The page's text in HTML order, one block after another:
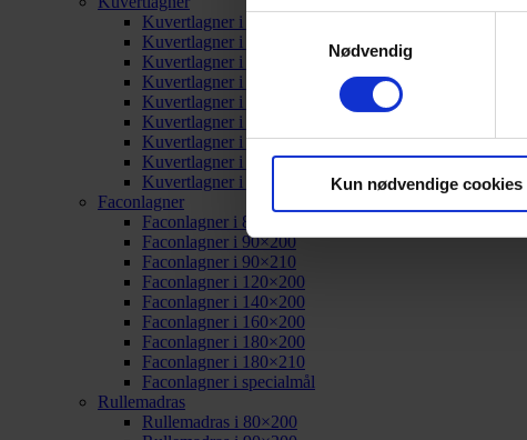
Nødvendig
Kun nødvendige cookies
Kuvertlagner i 80×200
Kuvertlagner i 90×200
Kuvertlagner i 90×210
Kuvertlagner i 120×200
Kuvertlagner i 140×200
Kuvertlagner i 160×200
Kuvertlagner i 180×200
Kuvertlagner i 180×210
Kuvertlagner i specialmål
Faconlagner
Faconlagner i 80×200
Faconlagner i 90×200
Faconlagner i 90×210
Faconlagner i 120×200
Faconlagner i 140×200
Faconlagner i 160×200
Faconlagner i 180×200
Faconlagner i 180×210
Faconlagner i specialmål
Rullemadras
Rullemadras i 80×200